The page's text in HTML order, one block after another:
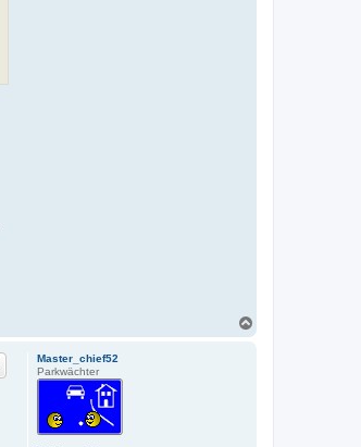
Master_chief52
Parkwächter